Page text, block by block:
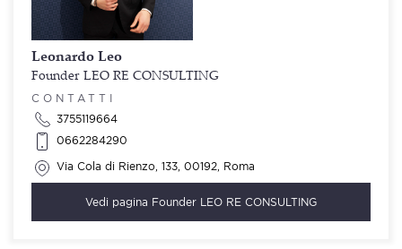
Leonardo Leo
Founder LEO RE CONSULTING
CONTATTI
3755119664
0662284290
Via Cola di Rienzo, 133, 00192, Roma
Vedi pagina Founder LEO RE CONSULTING